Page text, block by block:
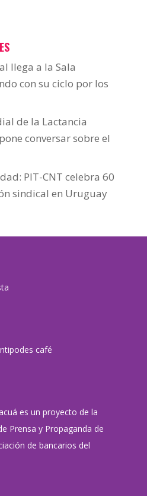
llega a la Sala
con su ciclo por los
de la Lactancia
conversar sobre el
PIT-CNT celebra 60
sindical en Uruguay
café
es un proyecto de la
Prensa y Propaganda de
de bancarios del